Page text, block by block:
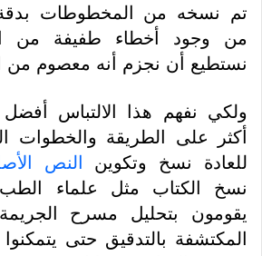
تم نسخه من المخطوطات بدقة
من وجود أخطاء طفيفة من
نستطيع أن نجزم أنه معصوم من
ولكي نفهم هذا الالتباس
أكثر على الطريقة والخطوات
للعادة نسخ وتكوين النص
نسخ الكتاب مثل علماء
يقومون بتحليل مسرح
المكتشفة بالتدقيق حتى